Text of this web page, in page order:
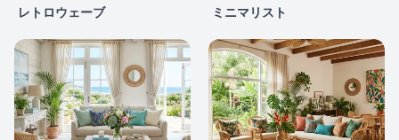
レトロウェーブ ミニマリスト